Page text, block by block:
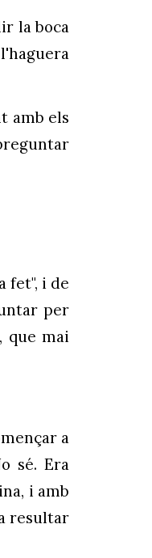
la boca
amb els
fet", i de
per
que mai
a
sé. Era
i amb
resultar